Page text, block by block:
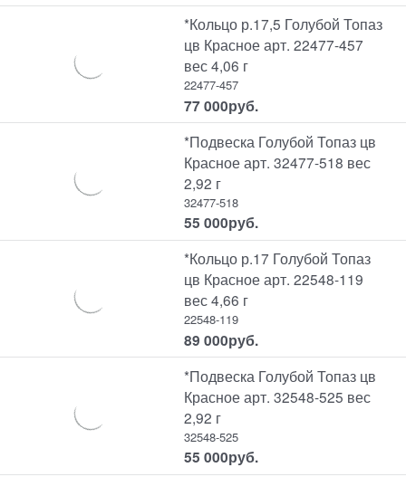
*Кольцо р.17,5 Голубой Топаз
цв Красное арт. 22477-457
вес 4,06 г
22477-457
77 000руб.
*Подвеска Голубой Топаз цв
Красное арт. 32477-518 вес
2,92 г
32477-518
55 000руб.
*Кольцо р.17 Голубой Топаз
цв Красное арт. 22548-119
вес 4,66 г
22548-119
89 000руб.
*Подвеска Голубой Топаз цв
Красное арт. 32548-525 вес
2,92 г
32548-525
55 000руб.